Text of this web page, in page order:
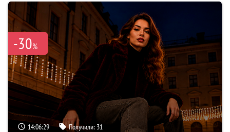
-30%
14:06:28 Получили: 31